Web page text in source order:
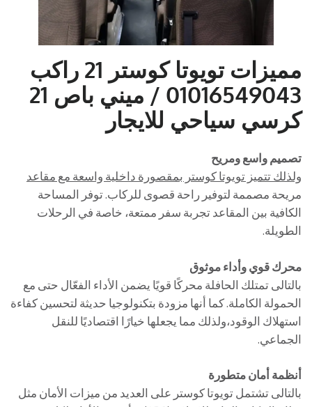
مميزات تويوتا كوستر 21 راكب
01016549043 / ميني باص 21
كرسي سياحي للايجار
تصميم واسع ومريح
ولذلك تتميز تويوتا كوستر بمقصورة داخلية واسعة مع مقاعد
مريحة مصممة لتوفير راحة قصوى للركاب. توفر المساحة
الكافية بين المقاعد تجربة سفر ممتعة، خاصة في الرحلات
الطويلة.
محرك قوي وأداء موثوق
بالتالى تمتلك الحافلة محركًا قويًا يضمن الأداء الفعّال حتى مع
الحمولة الكاملة. كما أنها مزودة بتكنولوجيا حديثة لتحسين كفاءة
استهلاك الوقود،ولذلك مما يجعلها خيارًا اقتصاديًا للنقل
الجماعي.
أنظمة أمان متطورة
بالتالى تشتمل تويوتا كوستر على العديد من ميزات الأمان مثل